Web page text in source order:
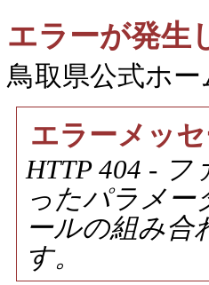
エラーが発生
鳥取県公式ホ
エラーメッ
HTTP 404 -
ったパラメ
ールの組み合
す。